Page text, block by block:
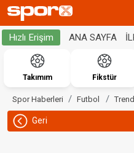
Hızlı Erişim ANA SAYFA
Takımım Fikstür
Spor Haberleri Futbol
Geri